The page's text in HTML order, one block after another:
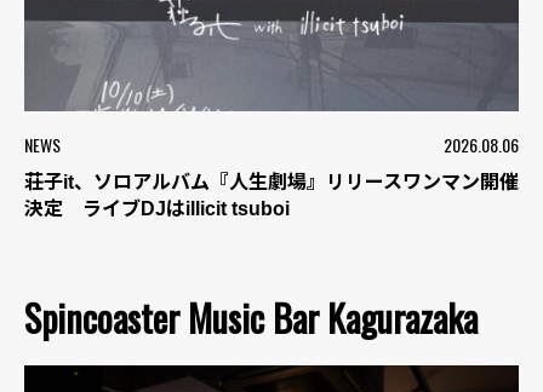
NEWS 2026.08.06
荘子it、ソロアルバム『人生劇場』リリースワンマン開催
決定 ライブDJはillicit tsuboi
Spincoaster Music Bar Kagurazaka